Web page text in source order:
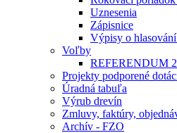
Uznesenia
Zápisnice
Výpisy o
Voľby
REFERENDUM
Projekty podporené
Úradná tabuľa
Výrub drevín
Zmluvy, faktúry,
Archív - FZO